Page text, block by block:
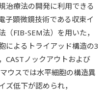
治療法の開発に利用できる
子顕微鏡技術である収束イ
FIB-SEM法）を用いた，
によるトライアッド構造の3
CASTノックアウトおよび
ウスでは水平細胞の構造異
低下が認められ，